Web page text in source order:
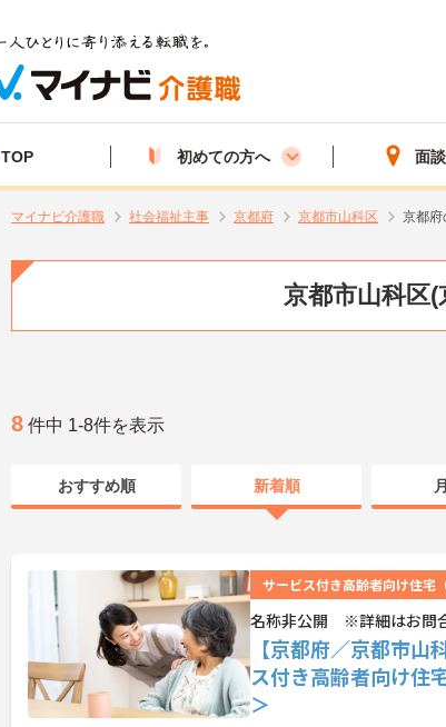
TOP 初めての方へ 面
マイナビ介護職 社会福祉主事 京都府 京都市山科区 京都府
京都市山科区
8 件中 1-8件を表示
おすすめ順 新着順
サービス付き高齢者向け住宅
名称非公開 ※詳細はお問
【京都府／京都市
ス付き高齢者向け住
＞